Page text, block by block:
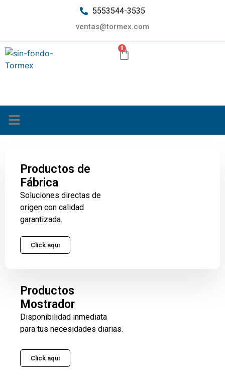
5553544-3535
ventas@tormex.com
0
Productos de
Fábrica
Soluciones directas de
origen con calidad
garantizada.
Click aqui
Productos
Mostrador
Disponibilidad inmediata
para tus necesidades diarias.
Click aqui